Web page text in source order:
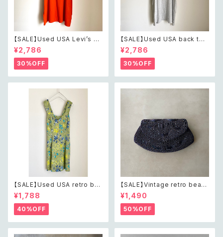
【SALE】Used USA Levi’s su
nrise design orange t shirt
レトロ アメリカ ユーズド 古着
リーバイス サンライズ デザイン
オレンジ Tシャツ XXL
¥2,786
30%OFF
【SALE】Used USA back to t
he 80s car design t shirt レ
トロ アメリカ ユーズド 古着 カ
ーデザイン ライトグレー Tシャ
ツ XXL
¥2,786
30%OFF
【SALE】Used USA retro bot
anical flower salopette sh
ort pants レトロ アメリカ ユー
ズド 古着 ライトグリーン ボタニ
カル フラワー サロペット ショー
トパンツ
¥1,788
40%OFF
【SALE】Vintage retro bead
s embroidery navy blue po
uch レトロ ヴィンテージ ホワイ
ト ビーズ刺繍 ネイビー 紺色 ポ
ーチ
¥1,490
50%OFF